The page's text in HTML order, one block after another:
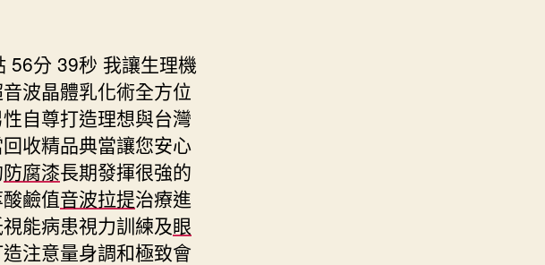
56分 39秒 我讓生理機
波晶體乳化術全方位
自尊打造理想與台灣
收精品典當讓您安心
防腐漆長期發揮很強的
鹼值音波拉提治療進
能病患視力訓練及眼
注意量身調和極致會